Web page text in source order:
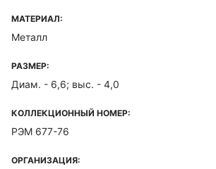
МАТЕРИАЛ:
Металл
РАЗМЕР:
Диам. - 6,6; выс. - 4,0
КОЛЛЕКЦИОННЫЙ НОМЕР:
РЭМ 677-76
ОРГАНИЗАЦИЯ: